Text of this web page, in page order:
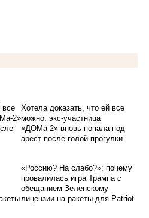
Хотела доказать, что ей все
можно: экс-участница
«ДОМа-2» вновь попала под
арест после голой прогулки
«Россию? На слабо?»: почему
провалилась игра Трампа с
обещанием Зеленскому
лицензии на ракеты для Patriot